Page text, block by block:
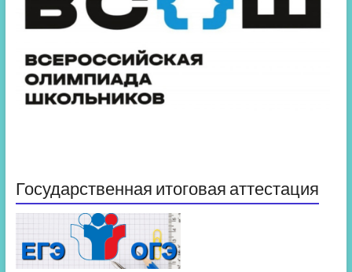
Государственная итоговая аттестация